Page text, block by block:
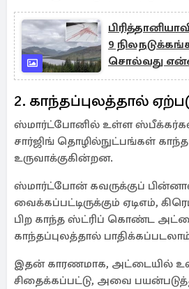
9
சொல்வது
2. காந்தப்புலத்தால்
ஸ்மார்ட்போனில் உள்ள
சார்ஜிங் தொழில்நுட்பங்கள்
உருவாக்குகின்றன.
ஸ்மார்ட்போன் கவருக்குப்
வைக்கப்பட்டிருக்கும் ஏடிஎம்,
பிற காந்த ஸ்ட்ரிப் கொண்ட
காந்தப்புலத்தால்
இதன் காரணமாக, அட்டையில்
சிதைக்கப்பட்டு, அவை